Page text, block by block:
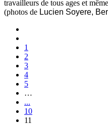
travailleurs de tous ages et
(photos de Lucien Soyere,
1
2
3
4
5
…
...
10
11